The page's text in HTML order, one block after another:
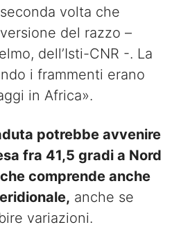
volta che
del razzo –
dell’Isti-CNR -. La
i frammenti erano
in Africa».
potrebbe avvenire
fra 41,5 gradi a Nord
comprende anche
anche se
variazioni.